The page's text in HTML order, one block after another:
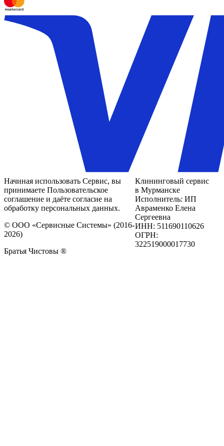
Начиная использовать Сервис, вы
принимаете Пользовательское
соглашение и даёте согласие на
обработку персональных данных.
© ООО «Сервисные Системы» (2016-
2026)
Братья Чистовы ®
Клининговый сервис
в Мурманске
Исполнитель: ИП
Авраменко Елена
Сергеевна
ИНН: 511690110626
ОГРН:
322519000017730